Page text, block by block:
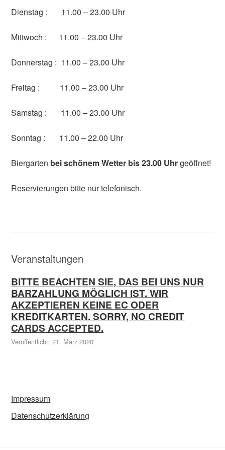
Dienstag : 11.00 – 23.00 Uhr
Mittwoch : 11.00 – 23.00 Uhr
Donnerstag : 11.00 – 23.00 Uhr
Freitag : 11.00 – 23.00 Uhr
Samstag : 11.00 – 23.00 Uhr
Sonntag : 11.00 – 22.00 Uhr
Biergarten bei schönem Wetter bis 23.00 Uhrgeöffnet!
Reservierungen bitte nur telefonisch.
Veranstaltungen
BITTE BEACHTEN SIE, DAS BEI UNS NUR
BARZAHLUNG MÖGLICH IST. WIR
AKZEPTIEREN KEINE EC ODER
KREDITKARTEN. SORRY, NO CREDIT
CARDS ACCEPTED.
Veröffentlicht: 21. März 2020
Impressum
Datenschutzerklärung